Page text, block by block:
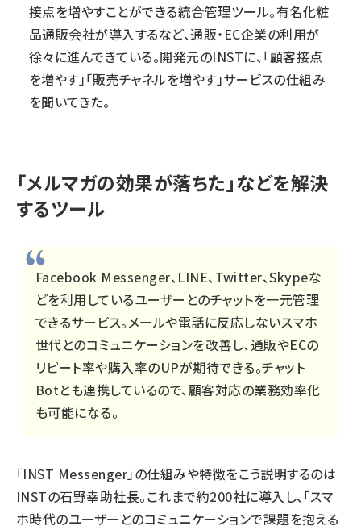
接点を増やすことができる統合管理ツール。有名化粧
品通販会社が導入するなど、通販・EC企業の利用が
徐々に進んできている。開発元のINSTに、「顧客接点
を増やす」「販売チャネルを増やす」サービスの仕組み
を聞いてきた。
「メルマガの効果が落ちた」などを解決
するツール
Facebook Messenger、LINE、Twitter、Skypeな
どを利用しているユーザーとのチャットを一元管理
できるサービス。メールや電話に反応しないスマホ
世代とのコミュニケーションを改善し、通販やECの
リピート率や購入率のUPが期待できる。チャット
Botとも連携しているので、顧客対応の業務効率化
も可能になる。
「INST Messenger」の仕組みや特徴をこう説明するのは
INSTの石野幸助社長。これまで約200社に導入し、「スマ
ホ時代のユーザーとのコミュニケーションで課題を抱える